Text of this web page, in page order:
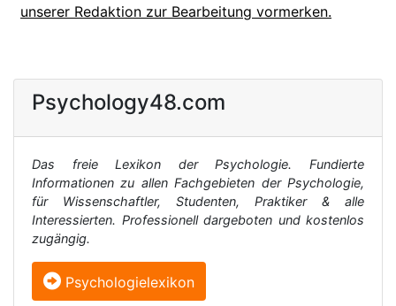
unserer Redaktion zur Bearbeitung vormerken.
Psychology48.com
Das freie Lexikon der Psychologie. Fundierte
Informationen zu allen Fachgebieten der Psychologie,
für Wissenschaftler, Studenten, Praktiker & alle
Interessierten. Professionell dargeboten und kostenlos
zugängig.
Psychologielexikon